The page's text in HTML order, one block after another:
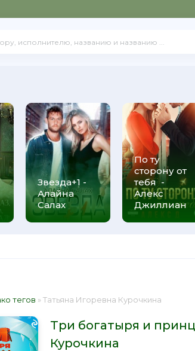
Звезда+1 -
Алайна
Салах
По ту
сторону от
тебя -
Алекс
Джиллиан
тегов » Татьяна Игоревна Курочкина
Три богатыря и
Курочкина